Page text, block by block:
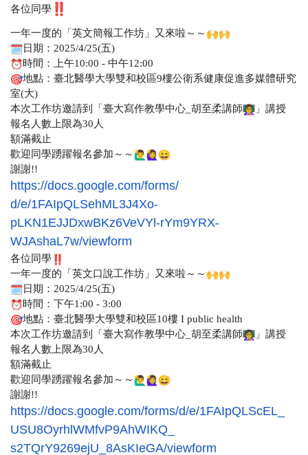
各位同學
一年一度的「英文簡報工作坊」又來啦～～
日期：2025/4/25(五)
時間：上午10:00 - 中午12:00
地點：臺北醫學大學雙和校區9樓公衛系健康促進多媒體研究
室(大)
本次工作坊邀請到「臺大寫作教學中心_胡至柔講師
」講授
報名人數上限為30人
額滿截止
歡迎同學踴躍報名參加～～
謝謝!!
https://docs.google.com/forms/
d/e/1FAIpQLSehML3J4Xo-
pLKN1EJJDxwBKz6VeVYl-rYm9YRX-
WJAshaL7w/viewform
各位同學
一年一度的「英文口說工作坊」又來啦～～
日期：2025/4/25(五)
時間：下午1:00 - 3:00
地點：臺北醫學大學雙和校區10樓 I public health
本次工作坊邀請到「臺大寫作教學中心_胡至柔講師
」講授
報名人數上限為30人
額滿截止
歡迎同學踴躍報名參加～～
謝謝!!
https://docs.google.com/forms/d/e/1FAIpQLScEL_
USU8OyrhlWMfvP9AhWIKQ_
s2TQrY9269ejU_8AsKIeGA/viewform